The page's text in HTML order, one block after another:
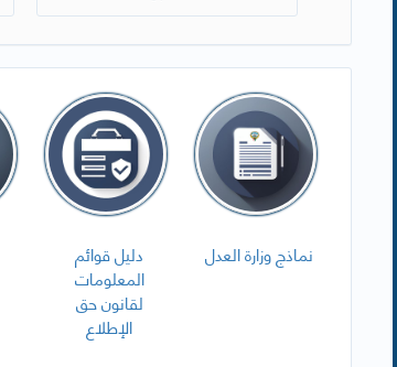
دليل قوائم
المعلومات
لقانون حق
الإطلاع
نماذج وزارة العدل